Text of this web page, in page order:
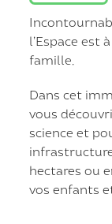
l’Espace est
famille.
Dans cet
vous
science et
hectares ou
vos enfants